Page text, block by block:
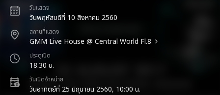
วันแสดง
วันพฤหัสบดีที่ 10 สิงหาคม 2560
สถานที่แสดง
GMM Live House @ Central World Fl.8
ประตูเปิด
18.30 น.
วันเปิดจำหน่าย
วันอาทิตย์ที่ 25 มิถุนายน 2560, 10:00 น.